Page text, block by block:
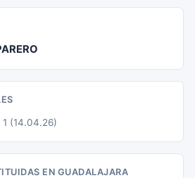
(14.04.26)
EN GUADALAJARA